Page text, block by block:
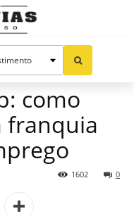
como
franquia
0
1602